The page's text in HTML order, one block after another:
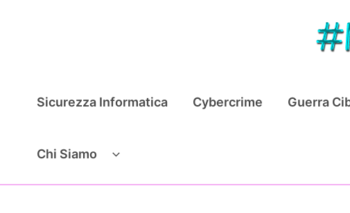
Sicurezza Informatica Cybercrime Guerra
Chi Siamo